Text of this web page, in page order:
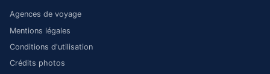
Agences de voyage
Mentions légales
Conditions d'utilisation
Crédits photos